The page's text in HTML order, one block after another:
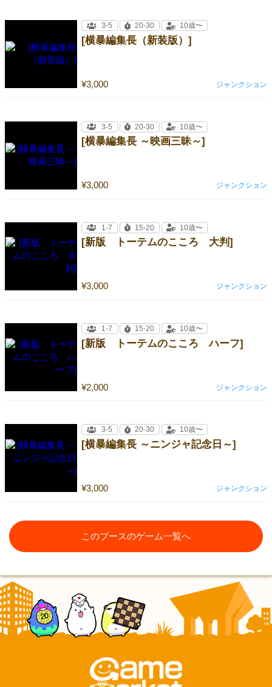
[横暴編集長（新装版）]
¥3,000
3-5 20-30 10歳〜
ジャンクション
[横暴編集長 ～映画三昧～]
¥3,000
3-5 20-30 10歳〜
ジャンクション
[新版 トーテムのこころ 大判]
¥3,000
1-7 15-20 10歳〜
ジャンクション
[新版 トーテムのこころ ハーフ]
¥2,000
1-7 15-20 10歳〜
ジャンクション
[横暴編集長 ～ニンジャ記念日～]
¥3,000
3-5 20-30 10歳〜
ジャンクション
このブースのゲーム一覧へ